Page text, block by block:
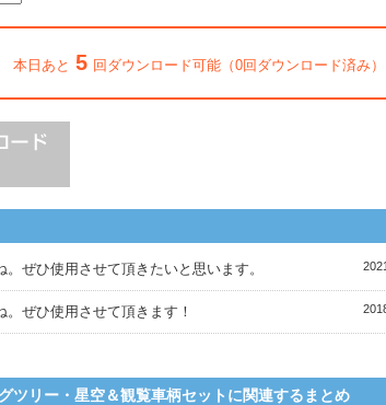
本日あと 5 回ダウンロード可能（0回ダウンロード済み）
ぜひ使用させて頂きたいと思います。
ぜひ使用させて頂きます！
ツリー・星空＆観覧車柄セットに関連するまとめ